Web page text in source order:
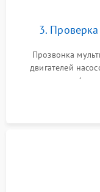
3.
Прозвонка
двигателей
прессостата
концевика